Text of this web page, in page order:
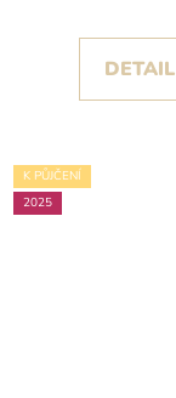
DETAIL
K PŮJČENÍ
2025